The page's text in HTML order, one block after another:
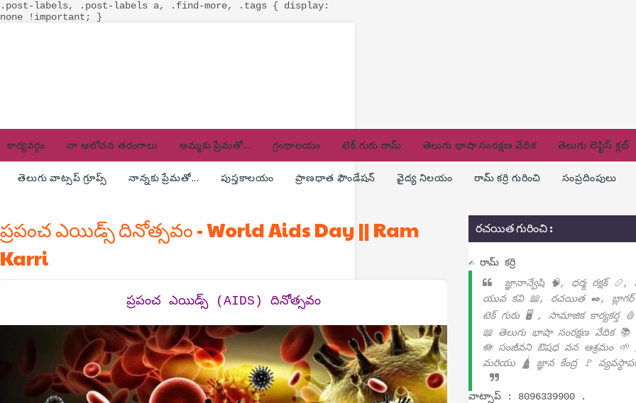
.post-labels, .post-labels a, .find-more, .tags { display:
none !important; }
కార్యవర్గం నా ఆలోచన తరంగాలు అమ్మకు ప్రేమతో... గ్రంథాలయం టెక్ గురు రామ్ తెలుగు భాషా సంరక్షణ వేదిక తెలుగు లెఫ్టిస్ క్లబ్
తెలుగు వాట్సప్ గ్రూప్స్ నాన్నకు ప్రేమతో... పుస్తకాలయం ప్రాణధాత ఫౌండేషన్ వైద్య నిలయం రామ్ కర్రి గురించి సంప్రదింపులు
ప్రపంచ ఎయిడ్స్ దినోత్సవం - World Aids Day || Ram
Karri
ప్రపంచ ఎయిడ్స్ (AIDS) దినోత్సవం
రచయిత గురించి :
✍ రామ్ కర్రి
జ్ఞానాన్వేషి 🧠, ధర్మ రక్షక్ 📿,
యువ కవి 📖, రచయిత ✒️,
టెక్ గురు 🖥️ , సామాజిక కార్యకర్త
📖 తెలుగు భాషా సంరక్షణ వేదిక
🪷 సంజీవని ఔషధ వన ఆశ్రమం 🌱
మరియు 🛕 జ్ఞాన కేంద్ర 🚩
వాట్సాప్ : 8096339900 .